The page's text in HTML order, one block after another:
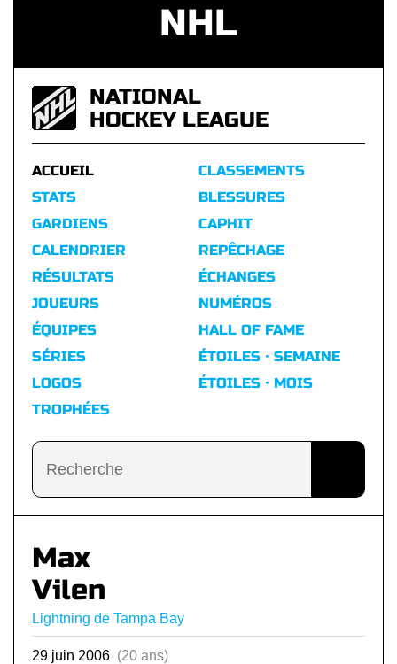
NHL
NATIONAL
HOCKEY LEAGUE
ACCUEIL
STATS
GARDIENS
CALENDRIER
RÉSULTATS
CLASSEMENTS
BLESSURES
CAPHIT
REPÊCHAGE
ÉCHANGES
JOUEURS
ÉQUIPES
SÉRIES
LOGOS
TROPHÉES
NUMÉROS
HALL OF FAME
ÉTOILES · SEMAINE
ÉTOILES · MOIS
Max
Vilen
Lightning de Tampa Bay
29 juin 2006 (20 ans)